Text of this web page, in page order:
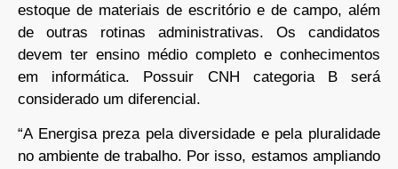
estoque de materiais de escritório e de campo, além
de outras rotinas administrativas. Os candidatos
devem ter ensino médio completo e conhecimentos
em informática. Possuir CNH categoria B será
considerado um diferencial.
“A Energisa preza pela diversidade e pela pluralidade
no ambiente de trabalho. Por isso, estamos ampliando